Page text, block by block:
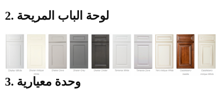
2. لوحة الباب المريحة
3. وحدة معيارية